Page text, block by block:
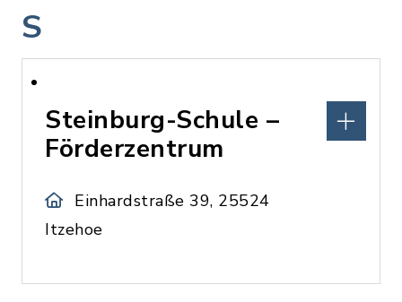
S
Steinburg-Schule –
Förderzentrum
Einhardstraße 39, 25524
Itzehoe